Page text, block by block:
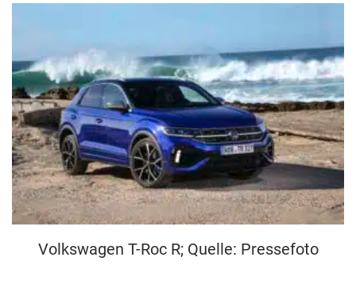
Volkswagen T-Roc R; Quelle: Pressefoto